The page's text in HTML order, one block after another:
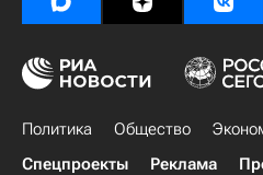
Политика Общество
Спецпроекты
Реклама